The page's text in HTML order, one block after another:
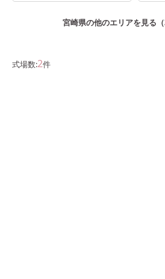
宮崎県の他のエリアを見る（
式場数:2件